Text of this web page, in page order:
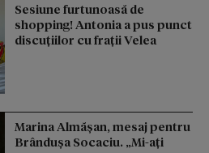
Sesiune furtunoasă de
shopping! Antonia a pus punct
discuțiilor cu frații Velea
Marina Almășan, mesaj pentru
Brândușa Socaciu. „Mi-ați